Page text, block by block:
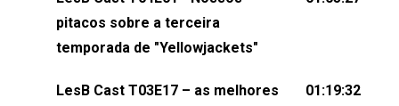
(⁠⁠⁠⁠@brunarfentanes⁠⁠⁠⁠) e Pollyelly FlorêncioEdição de
Naiady Machado
pitacos sobre a terceira
temporada de "Yellowjackets"
LesB Cast T03E17 – as melhores
01:19:32